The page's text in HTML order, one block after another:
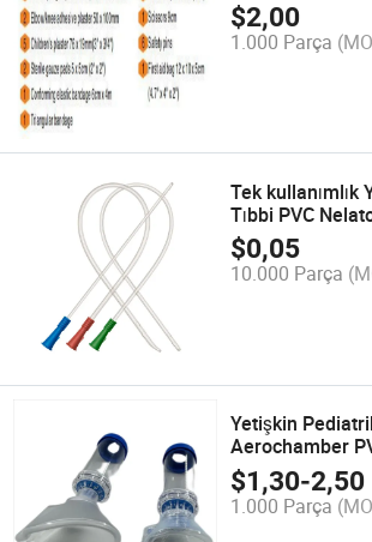
$2,00
1.000 Parça
Tek kullanımlık
Tıbbi PVC
$0,05
10.000 Parça
Yetişkin
Aerochamber
Maske ile
$1,30-2,50
1.000 Parça